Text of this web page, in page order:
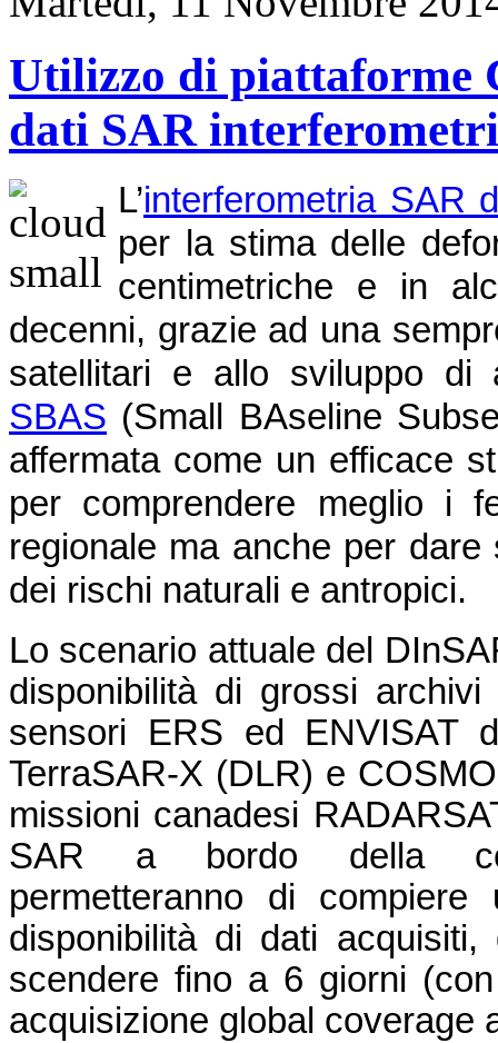
Utilizzo di piattaforme
dati SAR
L’interferometria SAR
per la stima delle
centimetriche e in
decenni, grazie ad una
satellitari e allo sviluppo
SBAS (Small BAseline
affermata come un efficace
per comprendere meglio i
regionale ma anche per
dei rischi naturali e antropici.
Lo scenario attuale del
disponibilità di grossi
sensori ERS ed ENVISAT
TerraSAR-X (DLR) e
missioni canadesi
SAR a bordo della
permetteranno di
disponibilità di dati
scendere fino a 6 giorni
acquisizione global coverage